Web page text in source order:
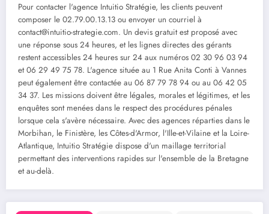
Pour contacter l'agence Intuitio Stratégie, les clients peuvent
composer le 02.79.00.13.13 ou envoyer un courriel à
contact@intuitio-strategie.com. Un devis gratuit est proposé avec
une réponse sous 24 heures, et les lignes directes des gérants
restent accessibles 24 heures sur 24 aux numéros 02 30 96 03 94
et 06 29 49 75 78. L'agence située au 1 Rue Anita Conti à Vannes
peut également être contactée au 06 87 79 78 94 ou au 06 42 05
34 37. Les missions doivent être légales, morales et légitimes, et les
enquêtes sont menées dans le respect des procédures pénales
lorsque cela s'avère nécessaire. Avec des agences réparties dans le
Morbihan, le Finistère, les Côtes-d'Armor, l'Ille-et-Vilaine et la Loire-
Atlantique, Intuitio Stratégie dispose d'un maillage territorial
permettant des interventions rapides sur l'ensemble de la Bretagne
et au-delà.